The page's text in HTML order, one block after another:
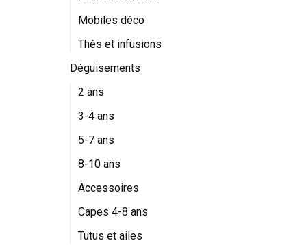
Mobiles déco
Thés et infusions
Déguisements
2 ans
3-4 ans
5-7 ans
8-10 ans
Accessoires
Capes 4-8 ans
Tutus et ailes